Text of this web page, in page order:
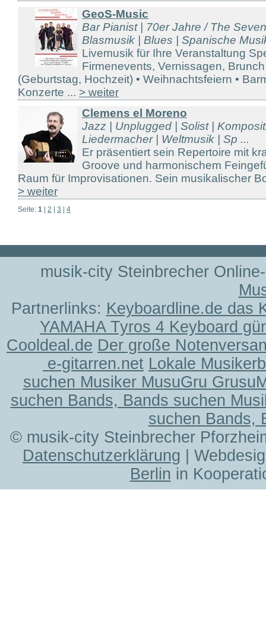
GeoS-Music
Bar Pianist | 70er Jahre / The
Blasmusik | Blues | Spanische
Livemusik für Ihre Veranstaltung
Firmenevents, Vernissagen,
(Geburtstag, Hochzeit) • Weihnachtsfeiern •
Konzerte ... > weiter
Clemens el Moreno
Jazz | Unplugged | Solist |
Liedermacher | Weltmusik | Sp ...
Er präsentiert sein Repertoire mit
Groove und harmonischem
Raum für Improvisationen. Sein musikalischer
> weiter
Seite: 1 2 3 4
musik-city Steinbrecher
Partnerlinks: Keyboardline.de das
YAMAHA Tyros 4 Keyboard
Cooldeal.de Der große
e-gitarren.net Lokale
suchen Musiker MusuGru
suchen Bands, Bands suchen
suchen Bands,
© musik-city Steinbrecher
Datenschutzerklärung |
Berlin in